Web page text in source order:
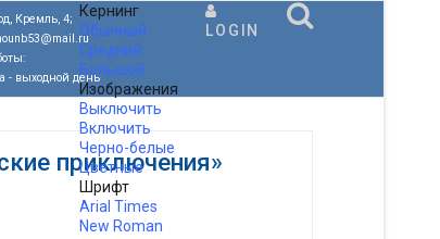
Кремль, 4;
- выходной день
Кернинг
Обычный
Средний
Большой
Изображения
Выключить
Включить
Черно-белые
Цветные
Шрифт
Arial Times
New Roman
LOGIN
приключения»